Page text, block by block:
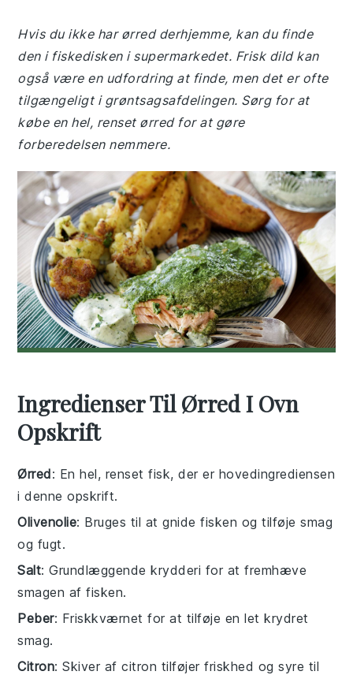
Hvis du ikke har ørred derhjemme, kan du finde
den i fiskedisken i supermarkedet. Frisk dild kan
også være en udfordring at finde, men det er ofte
tilgængeligt i grøntsagsafdelingen. Sørg for at
købe en hel, renset ørred for at gøre
forberedelsen nemmere.
Ingredienser Til Ørred I Ovn
Opskrift
Ørred: En hel, renset fisk, der er hovedingrediensen
i denne opskrift.
Olivenolie: Bruges til at gnide fisken og tilføje smag
og fugt.
Salt: Grundlæggende krydderi for at fremhæve
smagen af fisken.
Peber: Friskkværnet for at tilføje en let krydret
smag.
Citron: Skiver af citron tilføjer friskhed og syre til